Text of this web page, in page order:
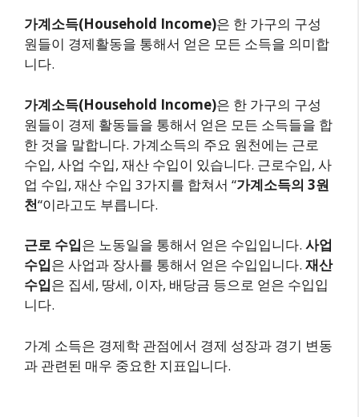
가계소득(Household Income)은 한 가구의 구성
원들이 경제활동을 통해서 얻은 모든 소득을 의미합
니다.
가계소득(Household Income)은 한 가구의 구성
원들이 경제 활동들을 통해서 얻은 모든 소득들을 합
한 것을 말합니다. 가계소득의 주요 원천에는 근로
수입, 사업 수입, 재산 수입이 있습니다. 근로수입, 사
업 수입, 재산 수입 3가지를 합쳐서 “가계소득의 3원
천“이라고도 부릅니다.
근로 수입은 노동일을 통해서 얻은 수입입니다. 사업
수입은 사업과 장사를 통해서 얻은 수입입니다. 재산
수입은 집세, 땅세, 이자, 배당금 등으로 얻은 수입입
니다.
가계 소득은 경제학 관점에서 경제 성장과 경기 변동
과 관련된 매우 중요한 지표입니다.